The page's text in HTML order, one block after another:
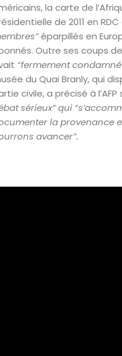
la carte de
de 2011 en
éparpillés en
Outre ses coups
“fermement
du Quai Branly, qui
civile, a précisé à
sérieux” qui
la provenance
avancer”.